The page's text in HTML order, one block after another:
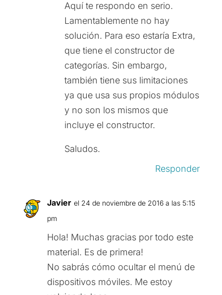
Aquí te respondo en serio.
Lamentablemente no hay
solución. Para eso estaría Extra,
que tiene el constructor de
categorías. Sin embargo,
también tiene sus limitaciones
ya que usa sus propios módulos
y no son los mismos que
incluye el constructor.
Saludos.
Responder
Javier el 24 de noviembre de 2016 a las 5:15
pm
Hola! Muchas gracias por todo este
material. Es de primera!
No sabrás cómo ocultar el menú de
dispositivos móviles. Me estoy